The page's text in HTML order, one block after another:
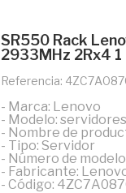
SR550 Rack
2933MHz 2Rx4 1
Referencia:
- Marca: Lenovo
- Modelo:
- Nombre de
- Tipo: Servidor
- Número de
- Fabricante:
- Código: